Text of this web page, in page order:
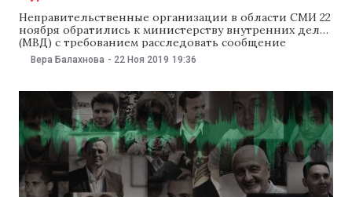
Неправительственные организации в области СМИ 22
ноября обратились к министерству внутренних дел
(МВД) с требованием расследовать сообщение
председателя парламентской комиссии по
национальной безопасности Кирилла Моцпана о
общественниками и политиками. «МВД должно
подтвердить или опровергнуть информацию о
слежке за представителями СМИ. Также просим
Генеральную прокуратуру провести
Вера Балахнова - 22 Ноя 2019 19:36